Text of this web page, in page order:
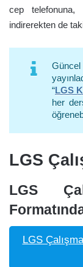
cep telefonuna,
indirerekten de
“LGS
her
LGS
LGS
LGS